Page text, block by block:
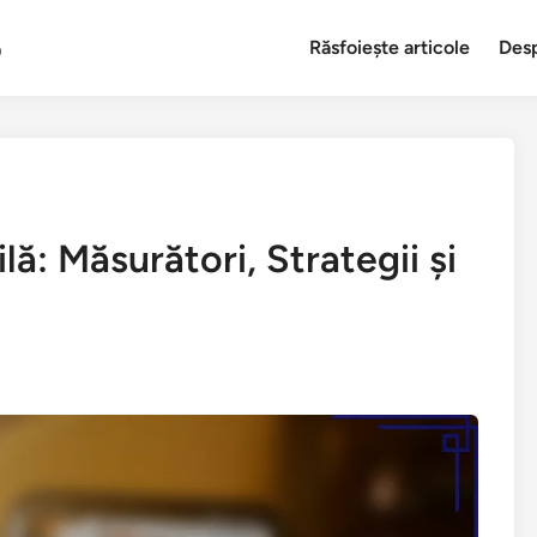
Răsfoiește articole
Măsurători, Strategii și